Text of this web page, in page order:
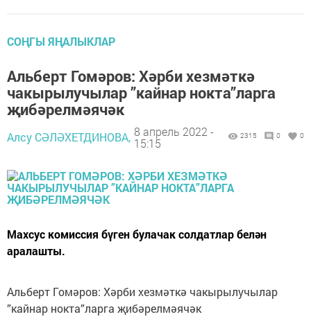
СОҢГЫ ЯҢАЛЫКЛАР
Альберт Гомәров: Хәрби хезмәткә
чакырылучылар ”кайнар нокта”ларга
җибәрелмәячәк
Алсу СӘЛӘХЕТДИНОВА, 8 апрель 2022 -
15:15
2315 0 0
Махсус комиссия бүген булачак солдатлар белән
аралашты.
Альберт Гомәров: Хәрби хезмәткә чакырылучылар
”кайнар нокта”ларга җибәрелмәячәк